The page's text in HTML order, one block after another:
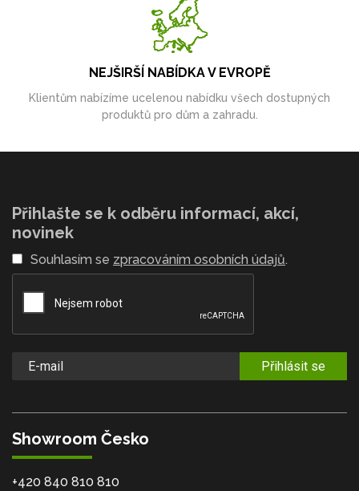
NEJŠIRŠÍ NABÍDKA V EVROPĚ
Klientům nabízíme ucelenou nabídku všech dostupných
produktů pro dům a zahradu.
Přihlašte se k odběru informací, akcí,
novinek
Souhlasím se zpracováním osobních údajů.
Přihlásit se
Showroom Česko
+420 840 810 810